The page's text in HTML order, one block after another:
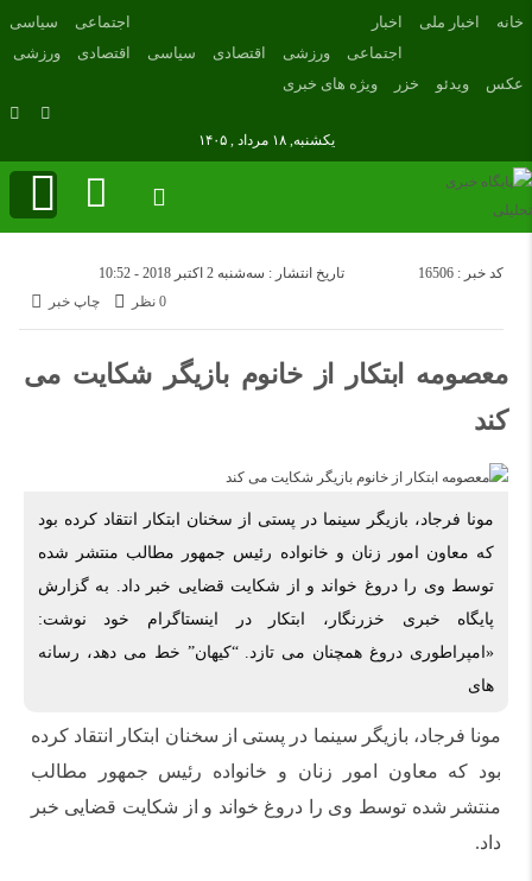
خانه اخبار ملی
اخبار
اجتماعی
ورزشی اقتصادی سیاسی
اجتماعی
سیاسی
اقتصادی
ورزشی
عکس
ویدئو خزر ویژه های خبری
یکشنبه, ۱۸ مرداد , ۱۴۰۵
تاریخ انتشار : سه‌شنبه 2 اکتبر 2018 - 10:52
کد خبر : 16506
چاپ خبر
0 نظر
معصومه ابتکار از خانوم بازیگر شکایت می
کند
مونا فرجاد، بازیگر سینما در پستی از سخنان ابتکار انتقاد کرده بود
که معاون امور زنان و خانواده رئیس جمهور مطالب منتشر شده
توسط وی را دروغ خواند و از شکایت قضایی خبر داد. به گزارش
پایگاه خبری خزرنگار، ابتکار در اینستاگرام خود نوشت:
«امپراطوری دروغ همچنان می تازد. “کیهان” خط می دهد، رسانه
های
مونا فرجاد، بازیگر سینما در پستی از سخنان ابتکار انتقاد کرده
بود که معاون امور زنان و خانواده رئیس جمهور مطالب
منتشر شده توسط وی را دروغ خواند و از شکایت قضایی خبر
داد.